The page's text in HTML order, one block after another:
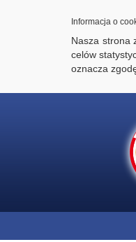
Informacja o
Nasza strona
celów
oznacza